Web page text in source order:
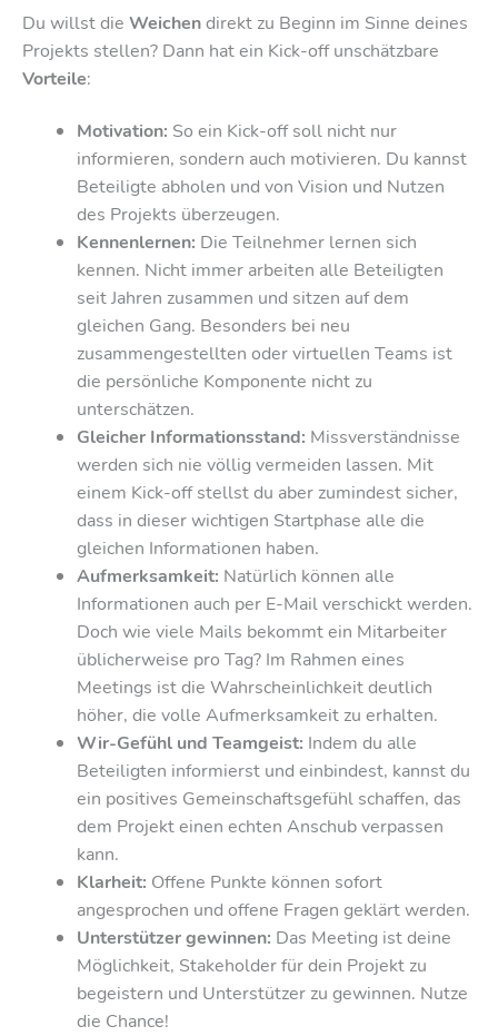
Du willst die Weichendirekt zu Beginn im Sinne deines
Projekts stellen? Dann hat ein Kick-off unschätzbare
Vorteile:
Motivation: So ein Kick-off soll nicht nur
informieren, sondern auch motivieren. Du kannst
Beteiligte abholen und von Vision und Nutzen
des Projekts überzeugen.
Kennenlernen: Die Teilnehmer lernen sich
kennen. Nicht immer arbeiten alle Beteiligten
seit Jahren zusammen und sitzen auf dem
gleichen Gang. Besonders bei neu
zusammengestellten oder virtuellen Teams ist
die persönliche Komponente nicht zu
unterschätzen.
Gleicher Informationsstand: Missverständnisse
werden sich nie völlig vermeiden lassen. Mit
einem Kick-off stellst du aber zumindest sicher,
dass in dieser wichtigen Startphase alle die
gleichen Informationen haben.
Aufmerksamkeit: Natürlich können alle
Informationen auch per E-Mail verschickt werden.
Doch wie viele Mails bekommt ein Mitarbeiter
üblicherweise pro Tag? Im Rahmen eines
Meetings ist die Wahrscheinlichkeit deutlich
höher, die volle Aufmerksamkeit zu erhalten.
Wir-Gefühl und Teamgeist: Indem du alle
Beteiligten informierst und einbindest, kannst du
ein positives Gemeinschaftsgefühl schaffen, das
dem Projekt einen echten Anschub verpassen
kann.
Klarheit: Offene Punkte können sofort
angesprochen und offene Fragen geklärt werden.
Unterstützer gewinnen: Das Meeting ist deine
Möglichkeit, Stakeholder für dein Projekt zu
begeistern und Unterstützer zu gewinnen. Nutze
die Chance!